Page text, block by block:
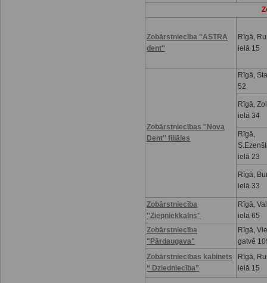
Zobārstniecība "ASTRA
dent''
Rīgā,
ielā 15
Zobārstniecības ''Nova
Dent'' filiāles
Rīgā,
52
Rīgā,
ielā 34
Rīgā,
ielā 23
Rīgā,
ielā 33
Zobārstniecība
''Ziepniekkalns''
Rīgā,
ielā 65
Zobārstniecība
"Pārdaugava"
Rīgā,
gatvē
Zobārstniecības kabinets
“ Dziedniecība”
Rīgā,
ielā 15